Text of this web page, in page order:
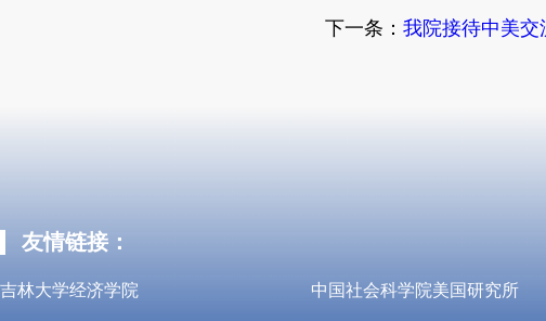
下一条： 我院接待中美交
友情链接：
吉林大学经济学院 中国社会科学院美国研究所